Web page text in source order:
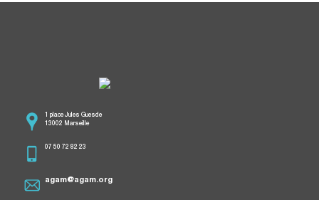
1 place Jules Guesde
13002 Marseille
07 50 72 82 23
agam@agam.org